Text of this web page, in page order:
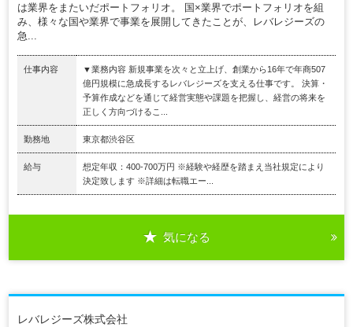
は業界をまたいだポートフォリオ。 国×業界でポートフォリオを組
み、様々な国や業界で事業を展開してきたことが、レバレジーズの
急...
仕事内容
▼業務内容 新規事業を次々と立上げ、創業から16年で年商507
億円規模に急成長するレバレジーズを支える仕事です。 決算・
予算作成などを通じて経営実態や課題を把握し、経営の将来を
正しく方向づけるこ...
勤務地 東京都渋谷区
給与
想定年収：400-700万円 ※経験や経歴を踏まえ当社規定により
決定致します ※詳細は転職エー...
気になる
レバレジーズ株式会社